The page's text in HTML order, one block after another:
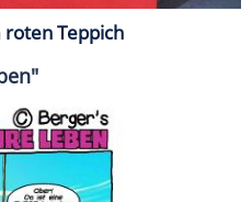
Teppich